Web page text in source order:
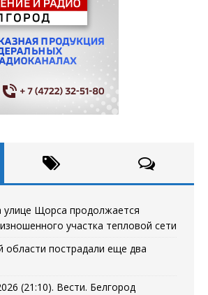
улице Щорса продолжается
участка тепловой сети
области пострадали еще два
(21:10). Вести. Белгород